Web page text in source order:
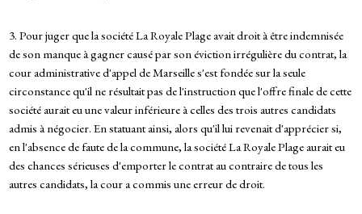
3. Pour juger que la société La Royale Plage avait droit à être indemnisée
de son manque à gagner causé par son éviction irrégulière du contrat, la
cour administrative d'appel de Marseille s'est fondée sur la seule
circonstance qu'il ne résultait pas de l'instruction que l'offre finale de cette
société aurait eu une valeur inférieure à celles des trois autres candidats
admis à négocier. En statuant ainsi, alors qu'il lui revenait d'apprécier si,
en l'absence de faute de la commune, la société La Royale Plage aurait eu
des chances sérieuses d'emporter le contrat au contraire de tous les
autres candidats, la cour a commis une erreur de droit.